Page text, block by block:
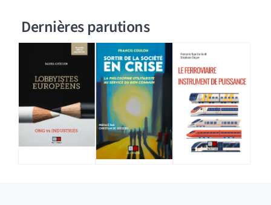
Dernières parutions